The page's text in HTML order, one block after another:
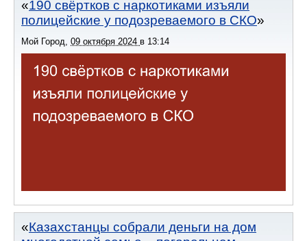
190 свёртков с наркотиками изъяли
полицейские у подозреваемого в СКО
Мой Город 09 октября 2024 в 13:14
Казахстанцы собрали деньги на дом